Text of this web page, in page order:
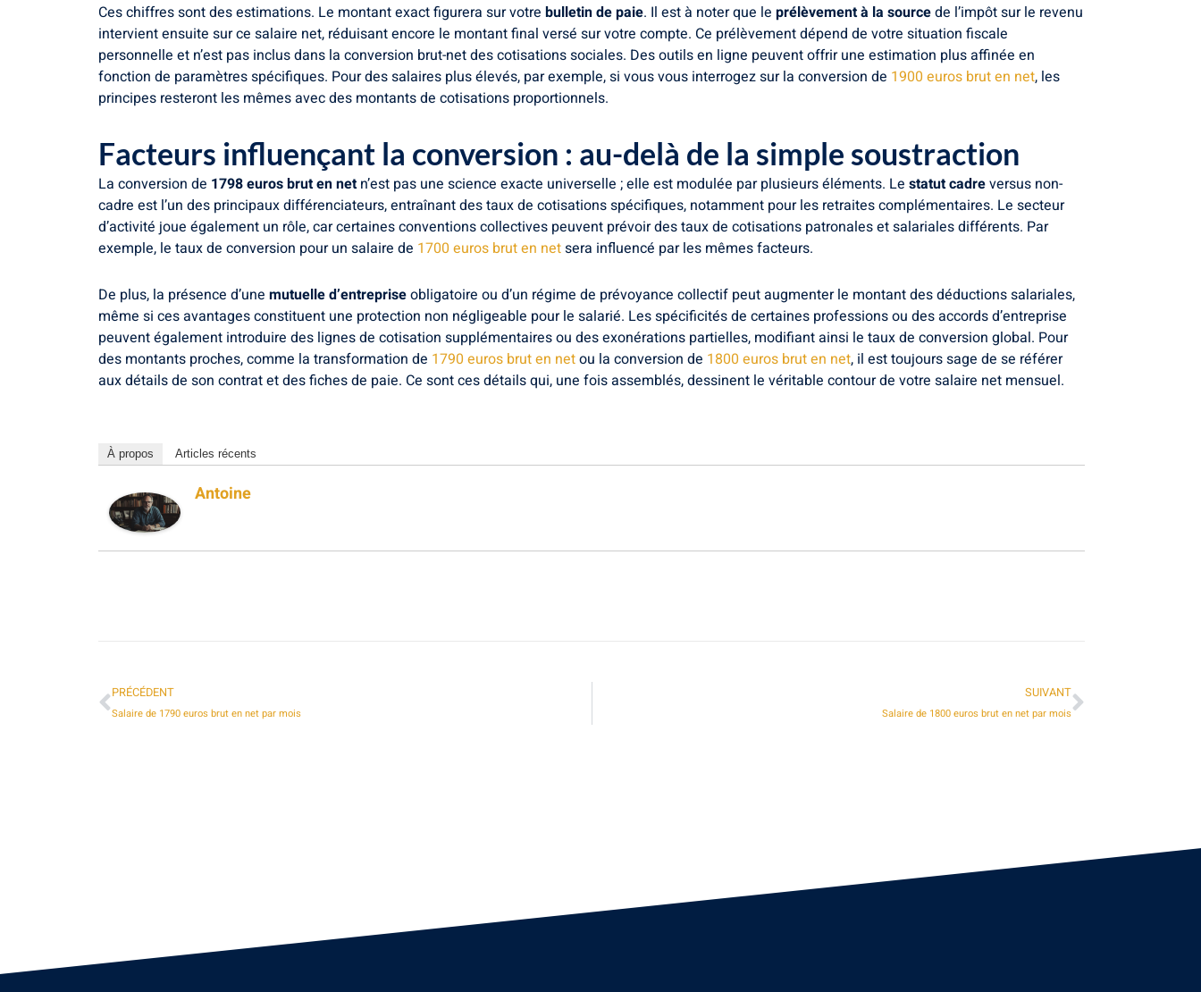
Ces chiffres sont des estimations. Le montant exact figurera sur votre bulletin de paie. Il est à noter que le prélèvement à la sourcede l’impôt sur le revenu
intervient ensuite sur ce salaire net, réduisant encore le montant final versé sur votre compte. Ce prélèvement dépend de votre situation fiscale
personnelle et n’est pas inclus dans la conversion brut-net des cotisations sociales. Des outils en ligne peuvent offrir une estimation plus affinée en
fonction de paramètres spécifiques. Pour des salaires plus élevés, par exemple, si vous vous interrogez sur la conversion de 1900 euros brut en net, les
principes resteront les mêmes avec des montants de cotisations proportionnels.
Facteurs influençant la conversion : au-delà de la simple soustraction
La conversion de 1798 euros brut en netn’est pas une science exacte universelle ; elle est modulée par plusieurs éléments. Le statut cadreversus non-
cadre est l’un des principaux différenciateurs, entraînant des taux de cotisations spécifiques, notamment pour les retraites complémentaires. Le secteur
d’activité joue également un rôle, car certaines conventions collectives peuvent prévoir des taux de cotisations patronales et salariales différents. Par
exemple, le taux de conversion pour un salaire de 1700 euros brut en netsera influencé par les mêmes facteurs.
De plus, la présence d’une mutuelle d’entrepriseobligatoire ou d’un régime de prévoyance collectif peut augmenter le montant des déductions salariales,
même si ces avantages constituent une protection non négligeable pour le salarié. Les spécificités de certaines professions ou des accords d’entreprise
peuvent également introduire des lignes de cotisation supplémentaires ou des exonérations partielles, modifiant ainsi le taux de conversion global. Pour
des montants proches, comme la transformation de 1790 euros brut en netou la conversion de 1800 euros brut en net, il est toujours sage de se référer
aux détails de son contrat et des fiches de paie. Ce sont ces détails qui, une fois assemblés, dessinent le véritable contour de votre salaire net mensuel.
À propos Articles récents
Antoine
PRÉCÉDENT
Salaire de 1790 euros brut en net par mois
SUIVANT
Salaire de 1800 euros brut en net par mois